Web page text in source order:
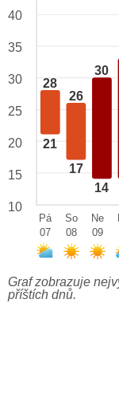
28
21
26
17
30
14
40
35
30
25
20
15
10
Pá
07
So
08
Ne
09
Graf zobrazuje
příštích dnů.